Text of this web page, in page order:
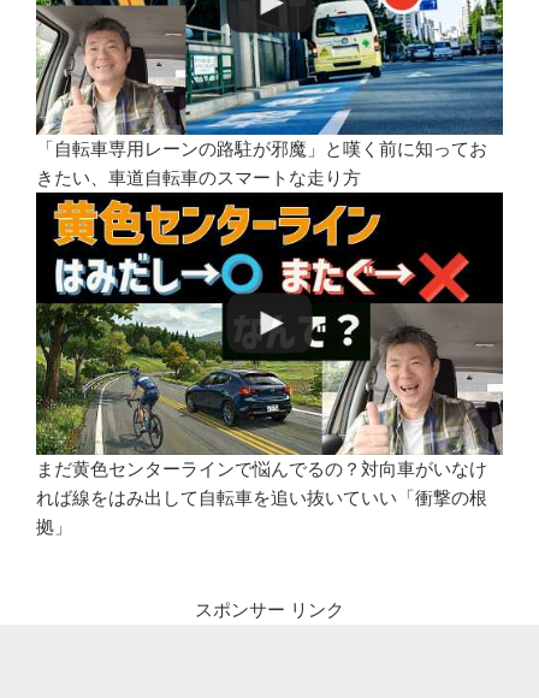
「自転車専用レーンの路駐が邪魔」と嘆く前に知ってお
きたい、車道自転車のスマートな走り方
まだ黄色センターラインで悩んでるの？対向車がいなけ
れば線をはみ出して自転車を追い抜いていい「衝撃の根
拠」
スポンサー リンク